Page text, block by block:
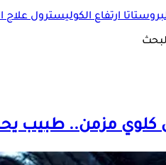
ارتفاع الكوليسترولعلاج
مزمن.. طبيب